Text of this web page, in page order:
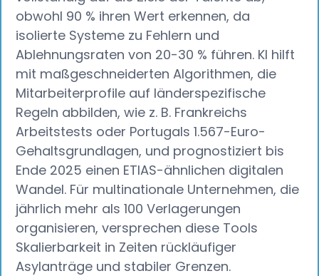
obwohl 90 % ihren Wert erkennen, da
isolierte Systeme zu Fehlern und
Ablehnungsraten von 20-30 % führen. KI hilft
mit maßgeschneiderten Algorithmen, die
Mitarbeiterprofile auf länderspezifische
Regeln abbilden, wie z. B. Frankreichs
Arbeitstests oder Portugals 1.567-Euro-
Gehaltsgrundlagen, und prognostiziert bis
Ende 2025 einen ETIAS-ähnlichen digitalen
Wandel. Für multinationale Unternehmen, die
jährlich mehr als 100 Verlagerungen
organisieren, versprechen diese Tools
Skalierbarkeit in Zeiten rückläufiger
Asylanträge und stabiler Grenzen.